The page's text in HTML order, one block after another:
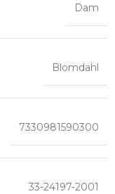
Dam
Blomdahl
7330981590300
33-24197-2001